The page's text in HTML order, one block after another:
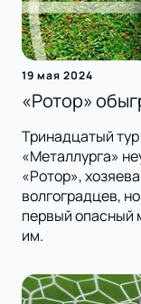
19 мая 2024
«Ротор»
Тринадцатый
«Металлурга»
«Ротор»,
волгоградцев,
первый опасный
им.